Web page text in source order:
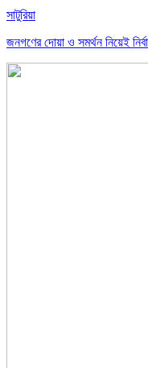
সাটুরিয়া
জনগণের দোয়া ও সমর্থন নিয়েই